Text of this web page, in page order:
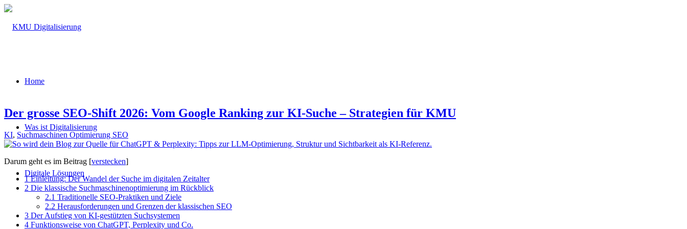
Home
Was ist Digitalisierung
Digitale Lösungen
Der grosse SEO-Shift 2026: Vom Google Ranking zur KI-Suche – Strategien für KMU
KI, Suchmaschinen Optimierung SEO
Darum geht es im Beitrag [verstecken]
1Einleitung: Der Wandel der Suche im digitalen Zeitalter
2 Die klassische Suchmaschinenoptimierung im Rückblick
2.1 Traditionelle SEO-Praktiken und Ziele
2.2 Herausforderungen und Grenzen der klassischen SEO
3 Der Aufstieg von KI-gestützten Suchsystemen
4 Funktionsweise von ChatGPT, Perplexity und Co.